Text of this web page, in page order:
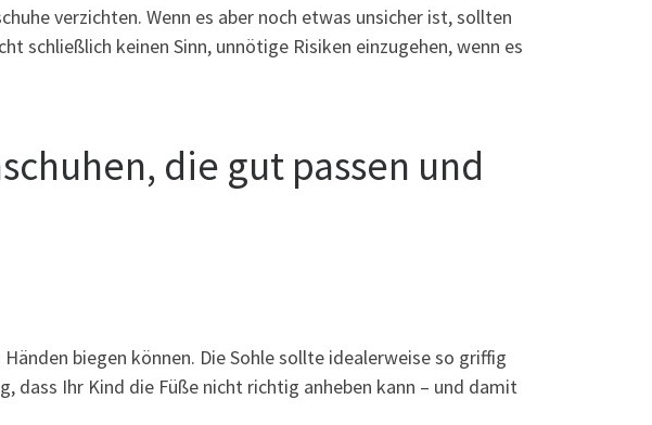
verzichten. Wenn es aber noch etwas unsicher ist, sollten
schließlich keinen Sinn, unnötige Risiken einzugehen, wenn es
die gut passen und
biegen können. Die Sohle sollte idealerweise so griffig
dass Ihr Kind die Füße nicht richtig anheben kann – und damit